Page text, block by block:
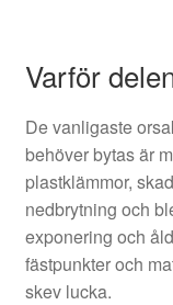
Varför
De vanligaste
behöver bytas är
plastklämmor,
nedbrytning och
exponering och
fästpunkter och
skev lucka.